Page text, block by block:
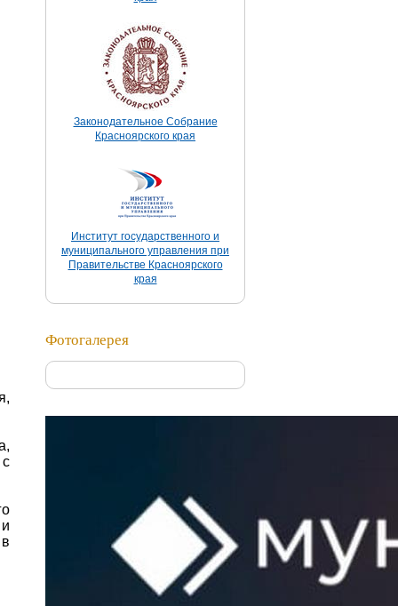
Законодательное Собрание
Красноярского края
Институт государственного и
муниципального управления при
Правительстве Красноярского
края
Фотогалерея